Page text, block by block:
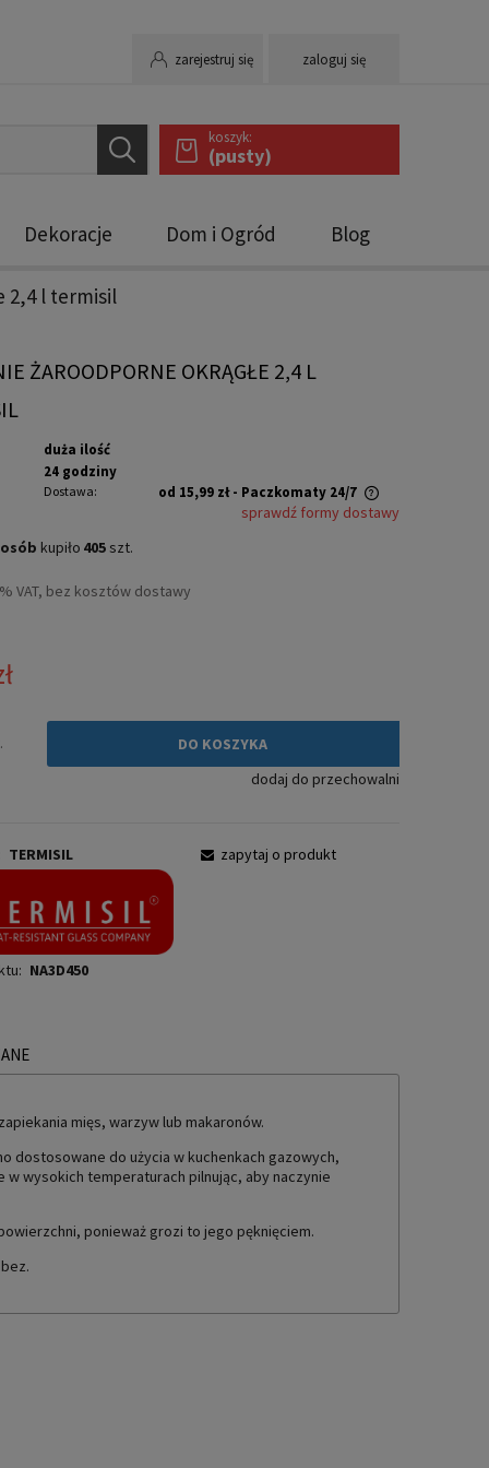
zarejestruj się zaloguj się
koszyk:
(pusty)
Dekoracje Dom i Ogród Blog
2,4 l termisil
ŻAROODPORNE OKRĄGŁE 2,4 L
duża ilość
24 godziny
Dostawa: od 15,99 zł - Paczkomaty 24/7
Cena nie zawiera ewentualnych kosztów
sprawdź formy dostawy
osób kupiło 405 szt.
VAT, bez kosztów dostawy
DO KOSZYKA
dodaj do przechowalni
TERMISIL
NA3D450
zapytaj o produkt
KOSZTÓW
mięs, warzyw lub makaronów.
dostosowane do użycia w kuchenkach gazowych,
wysokich temperaturach pilnując, aby naczynie
ponieważ grozi to jego pęknięciem.